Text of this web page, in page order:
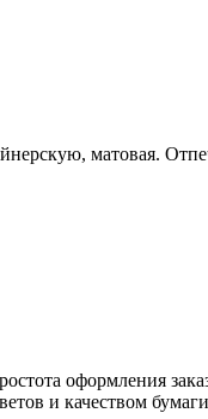
матовая.
оформления
и качеством